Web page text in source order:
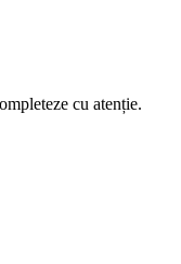
cu atenție.